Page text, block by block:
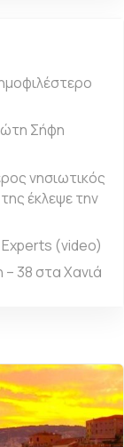
Σήφη
νησιωτικός
έκλεψε την
Experts (video)
– 38 στα Χανιά